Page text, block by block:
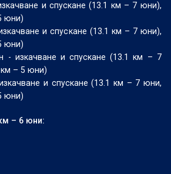
и спускане (13.1 км – 7 юни),
юни)
и спускане (13.1 км – 7 юни),
юни)
- изкачване и спускане (13.1 км – 7
км – 5 юни)
и спускане (13.1 км – 7 юни,
юни)
– 6 юни: